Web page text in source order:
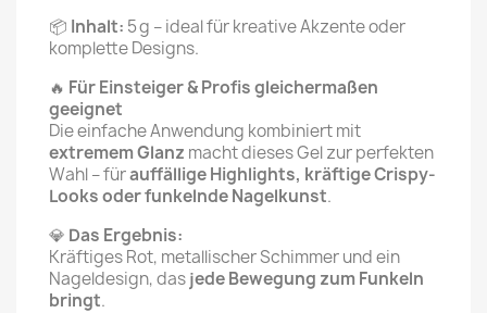
📦 Inhalt: 5 g – ideal für kreative Akzente oder
komplette Designs.
🔥 Für Einsteiger & Profis gleichermaßen
geeignet
Die einfache Anwendung kombiniert mit
extremem Glanz macht dieses Gel zur perfekten
Wahl – fürauffällige Highlights, kräftige Crispy-
Looks oder funkelnde Nagelkunst.
💎 Das Ergebnis:
Kräftiges Rot, metallischer Schimmer und ein
Nageldesign, dasjede Bewegung zum Funkeln
bringt.